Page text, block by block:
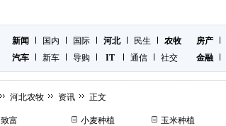
新闻 国内 国际 河北 民生
农牧
汽车
新车 导购 IT 通信 社交
房产
金融
河北农牧 资讯 正文
致富 小麦种植 玉米种植